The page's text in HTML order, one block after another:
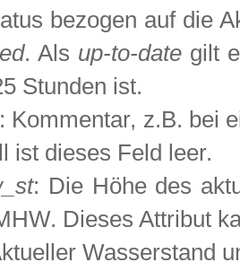
bezogen auf die
. Als up-to-date gilt
Stunden ist.
: Kommentar, z.B. bei
ist dieses Feld leer.
: Die Höhe des
Dieses Attribut
Wasserstand